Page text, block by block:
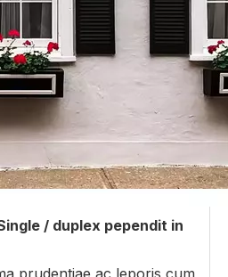
/ duplex pependit in